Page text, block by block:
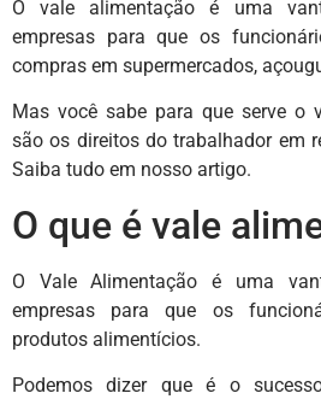
O vale alimentação é uma
empresas para que os
compras em supermercados,
Mas você sabe para que serve o
são os direitos do trabalhador em
Saiba tudo em nosso artigo.
O que é vale
O Vale Alimentação é uma
empresas para que os
produtos alimentícios.
Podemos dizer que é o